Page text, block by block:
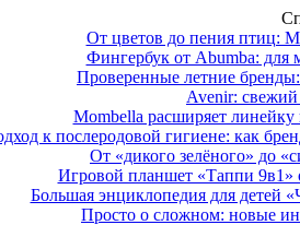
От цветов до пения птиц:
Фингербук от Abumba: для
Проверенные летние
Avenir: свежий
Mombella расширяет линейку
к послеродовой гигиене: как
От «дикого зелёного» до
Игровой планшет «Таппи 9в1»
Большая энциклопедия для детей
Просто о сложном: новые